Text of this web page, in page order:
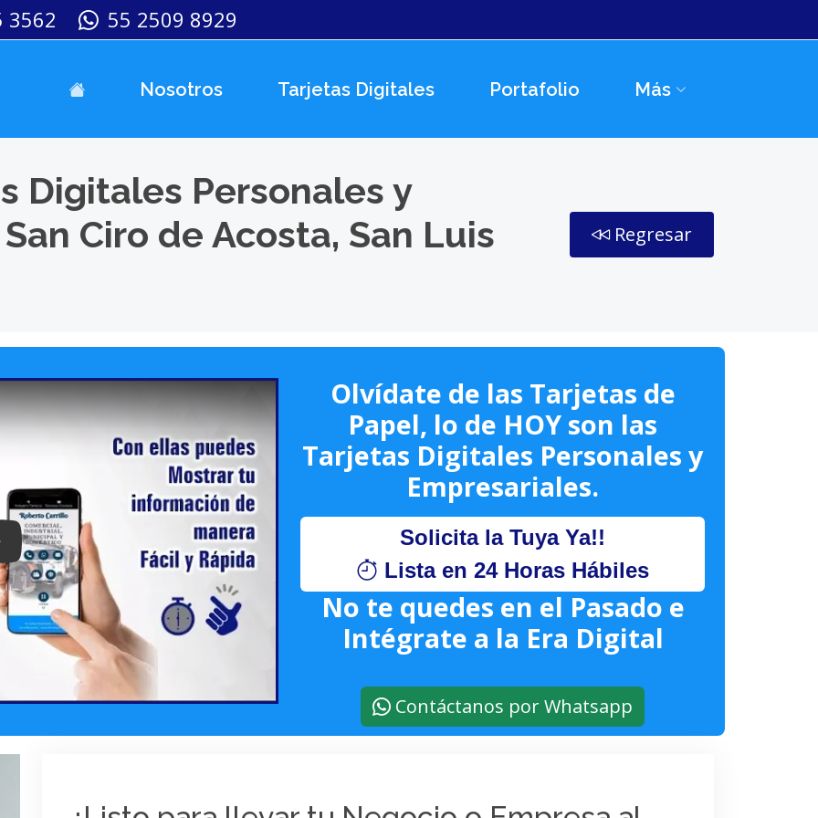
3562 55 2509 8929
Nosotros Tarjetas Digitales Portafolio Más
Digitales Personales y
Ciro de Acosta, San Luis
Regresar
Keynote (Google I/O '18)
Olvídate de las Tarjetas de
Papel, lo de HOY son las
Tarjetas Digitales Personales y
Empresariales.
Solicita la Tuya Ya!!
Lista en 24 Horas Hábiles
No te quedes en el Pasado e
Intégrate a la Era Digital
Contáctanos por Whatsapp